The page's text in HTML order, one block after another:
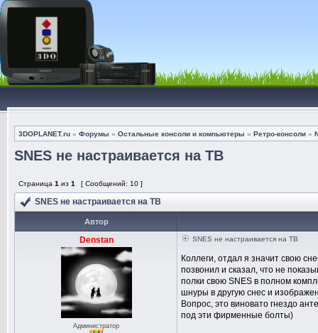
3DOPLANET.ru » Форумы » Остальные консоли и компьютеры » Ретро-консоли »
SNES не настраивается на ТВ
Страница 1 из 1 [ Сообщений: 10 ]
SNES не настраивается на ТВ
Автор
Denstan
Администратор
SNES не настраивается на ТВ
Коллеги, отдал я значит свою
позвонил и сказал, что не
полки свою SNES в полном
шнуры в другую снес и
Вопрос, это виновато гнездо
под эти фирменные болты)